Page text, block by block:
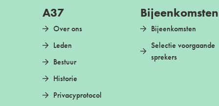
A37
Over ons
Leden
Bestuur
Historie
Privacyprotocol
Bijeenkomsten
Bijeenkomsten
Selectie voorgaande
sprekers